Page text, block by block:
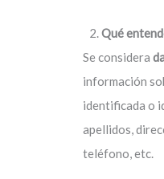
Qué
Se considera
información
identificada o
apellidos,
teléfono, etc.